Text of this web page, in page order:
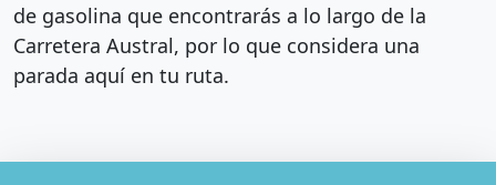
de gasolina que encontrarás a lo largo de la
Carretera Austral, por lo que considera una
parada aquí en tu ruta.